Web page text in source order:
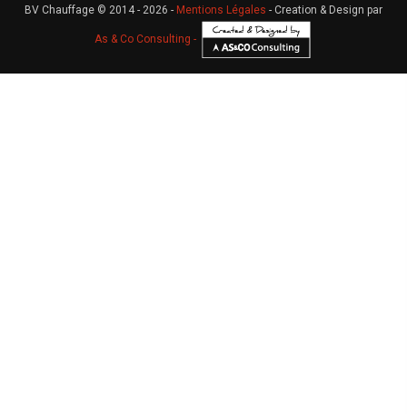
BV Chauffage © 2014 - 2026 - Mentions Légales - Creation & Design par
As & Co Consulting -